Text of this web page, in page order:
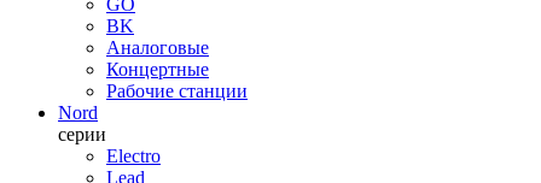
GO
BK
Аналоговые
Концертные
Рабочие станции
Nord
серии
Electro
Lead